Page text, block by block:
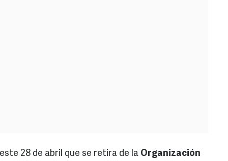
28 de abril que se retira de la Organización